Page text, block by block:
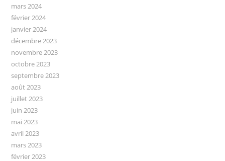
mars 2024
février 2024
janvier 2024
décembre 2023
novembre 2023
octobre 2023
septembre 2023
août 2023
juillet 2023
juin 2023
mai 2023
avril 2023
mars 2023
février 2023